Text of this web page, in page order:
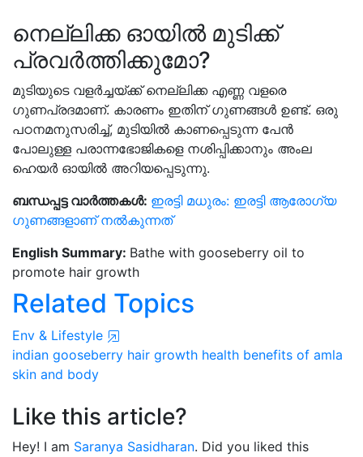
നെല്ലിക്ക ഓയിൽ മുടിക്ക്
പ്രവർത്തിക്കുമോ?
മുടിയുടെ വളർച്ചയ്ക്ക് നെല്ലിക്ക എണ്ണ വളരെ
ഗുണപ്രദമാണ്. കാരണം ഇതിന് ഗുണങ്ങൾ ഉണ്ട്. ഒരു
പഠനമനുസരിച്ച്, മുടിയിൽ കാണപ്പെടുന്ന പേൻ
പോലുള്ള പരാന്നഭോജികളെ നശിപ്പിക്കാനും അംല
ഹെയർ ഓയിൽ അറിയപ്പെടുന്നു.
ബന്ധപ്പട്ട വാർത്തകൾ: ഇരട്ടി മധുരം: ഇരട്ടി ആരോഗ്യ
ഗുണങ്ങളാണ് നൽകുന്നത്
English Summary: Bathe with gooseberry oil to
promote hair growth
Related Topics
Env & Lifestyle
indian gooseberry hair growth health benefits of amla
skin and body
Like this article?
Hey! I am Saranya Sasidharan. Did you liked this